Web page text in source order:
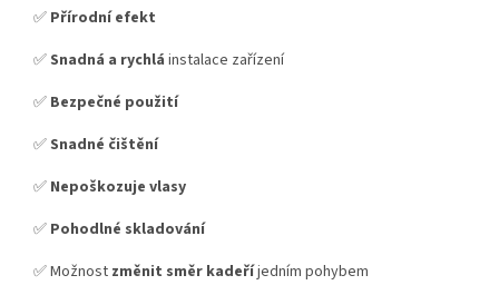
✅ Přírodní efekt
✅Snadná a rychlá instalace zařízení
✅ Bezpečné použití
✅Snadné čištění
✅ Nepoškozuje vlasy
✅ Pohodlné skladování
✅ Možnost změnit směr kadeříjedním pohybem